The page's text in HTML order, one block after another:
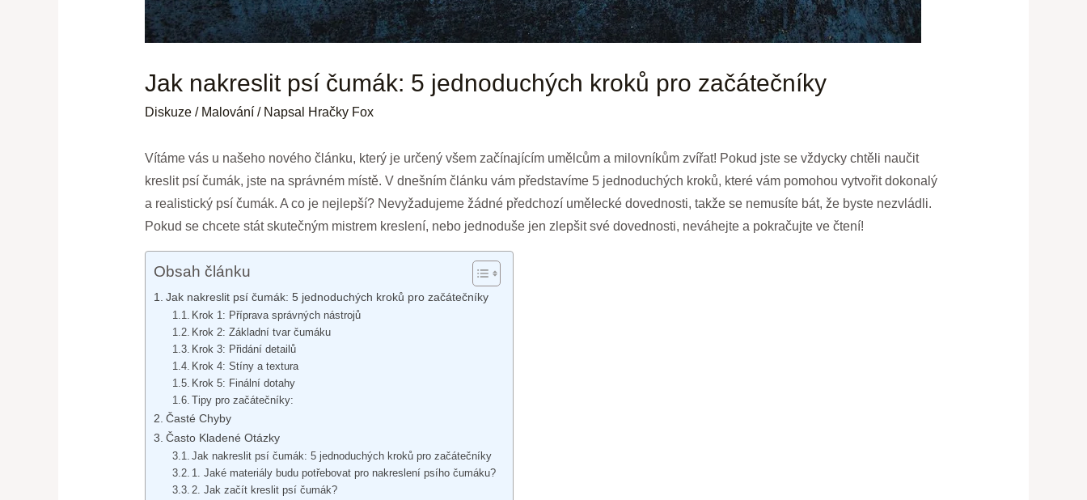
Jak nakreslit psí čumák: 5 jednoduchých kroků pro začátečníky
Diskuze / Malování/ Napsal Hračky Fox
Vítáme vás u našeho nového článku, který je určený všem začínajícím umělcům a milovníkům zvířat! Pokud jste se vždycky chtěli naučit
kreslit psí čumák, jste na správném místě. V dnešním článku vám představíme 5 jednoduchých kroků, které vám pomohou vytvořit dokonalý
a realistický psí čumák. A co je nejlepší? Nevyžadujeme žádné předchozí umělecké dovednosti, takže se nemusíte bát, že byste nezvládli.
Pokud se chcete stát skutečným mistrem kreslení, nebo jednoduše jen zlepšit své dovednosti, neváhejte a pokračujte ve čtení!
Obsah článku
Jak nakreslit psí čumák: 5 jednoduchých kroků pro začátečníky
Krok 1: Příprava správných nástrojů
Krok 2: Základní tvar čumáku
Krok 3: Přidání detailů
Krok 4: Stíny a textura
Krok 5: Finální dotahy
Tipy pro začátečníky:
Časté Chyby
Často Kladené Otázky
Jak nakreslit psí čumák: 5 jednoduchých kroků pro začátečníky
1. Jaké materiály budu potřebovat pro nakreslení psího čumáku?
2. Jak začít kreslit psí čumák?